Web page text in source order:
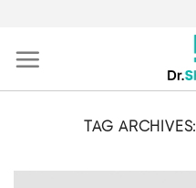
content
TAG ARCHIVES: